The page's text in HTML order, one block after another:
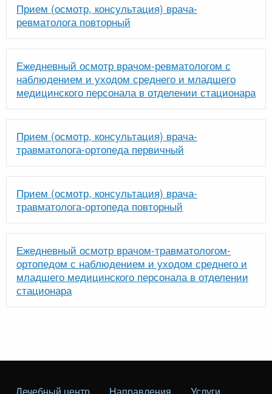
Прием (осмотр, консультация) врача-
ревматолога повторный
Ежедневный осмотр врачом-ревматологом с
наблюдением и уходом среднего и младшего
медицинского персонала в отделении стационара
Прием (осмотр, консультация) врача-
травматолога-ортопеда первичный
Прием (осмотр, консультация) врача-
травматолога-ортопеда повторный
Ежедневный осмотр врачом-травматологом-
ортопедом с наблюдением и уходом среднего и
младшего медицинского персонала в отделении
стационара